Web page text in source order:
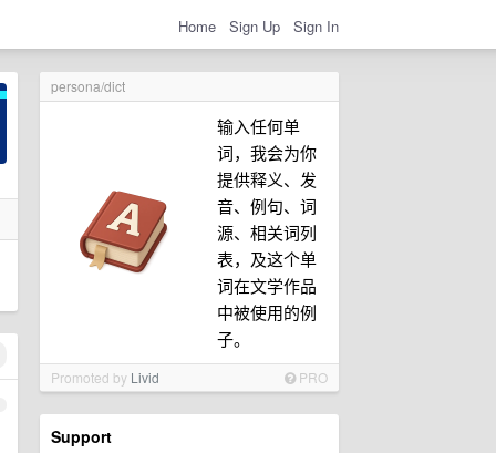
Home Sign Up Sign In
persona/dict
输入任何单
词，我会为你
提供释义、发
音、例句、词
源、相关词列
表，及这个单
词在文学作品
中被使用的例
子。
Promoted by Livid PRO
Support